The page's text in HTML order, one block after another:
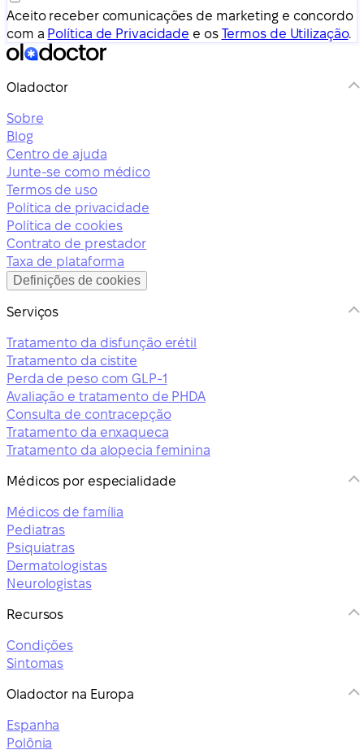
Aceito receber comunicações de marketing e concordo
com a Política de Privacidade e os Termos de Utilização.
Oladoctor
Sobre
Blog
Centro de ajuda
Junte-se como médico
Termos de uso
Política de privacidade
Política de cookies
Contrato de prestador
Taxa de plataforma
Definições de cookies
Serviços
Tratamento da disfunção erétil
Tratamento da cistite
Perda de peso com GLP-1
Avaliação e tratamento de PHDA
Consulta de contracepção
Tratamento da enxaqueca
Tratamento da alopecia feminina
Médicos por especialidade
Médicos de família
Pediatras
Psiquiatras
Dermatologistas
Neurologistas
Recursos
Condições
Sintomas
Oladoctor na Europa
Espanha
Polônia